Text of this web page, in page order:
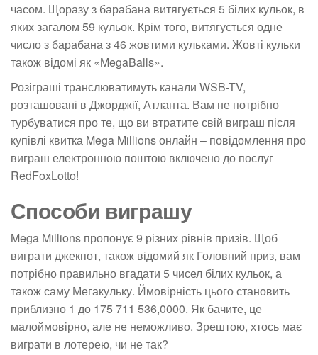
часом. Щоразу з барабана витягується 5 білих кульок, в
яких загалом 59 кульок. Крім того, витягується одне
число з барабана з 46 жовтими кульками. Жовті кульки
також відомі як «MegaBalls».
Розіграші транслюватимуть канали WSB-TV,
розташовані в Джорджії, Атланта. Вам не потрібно
турбуватися про те, що ви втратите свій виграш після
купівлі квитка Mega Millions онлайн – повідомлення про
виграш електронною поштою включено до послуг
RedFoxLotto!
Способи виграшу
Mega Millions пропонує 9 різних рівнів призів. Щоб
виграти джекпот, також відомий як Головний приз, вам
потрібно правильно вгадати 5 чисел білих кульок, а
також саму Мегакульку. Ймовірність цього становить
приблизно 1 до 175 711 536,0000. Як бачите, це
малоймовірно, але не неможливо. Зрештою, хтось має
виграти в лотерею, чи не так?